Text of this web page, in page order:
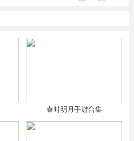
秦时明月手游合集